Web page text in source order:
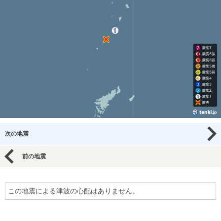
次の地震
前の地震
この地震による津波の心配はありません。